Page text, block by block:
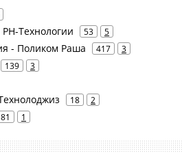
Технологии 53 5
- Поликом Раша 417 3
139 3
18 2
81 1